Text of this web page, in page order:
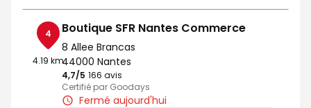
4
4.19 km
Boutique SFR Nantes Commerce
8 Allee Brancas
44000 Nantes
4,7/5 Note de 4.7 sur 5
166 avis
Certifié par Goodays
Fermé aujourd'hui